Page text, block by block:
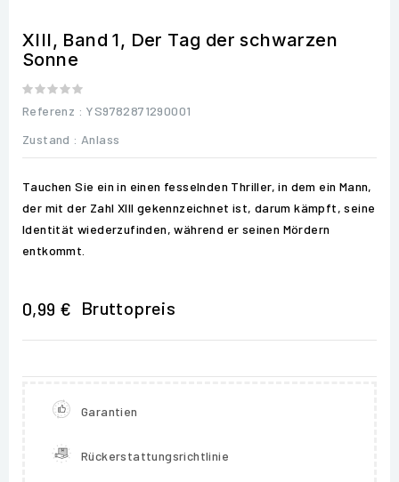
XIII, Band 1, Der Tag der schwarzen
Sonne
Referenz : YS9782871290001
Zustand : Anlass
Tauchen Sie ein in einen fesselnden Thriller, in dem ein Mann,
der mit der Zahl XIII gekennzeichnet ist, darum kämpft, seine
Identität wiederzufinden, während er seinen Mördern
entkommt.
0,99 € Bruttopreis
Garantien
Rückerstattungsrichtlinie